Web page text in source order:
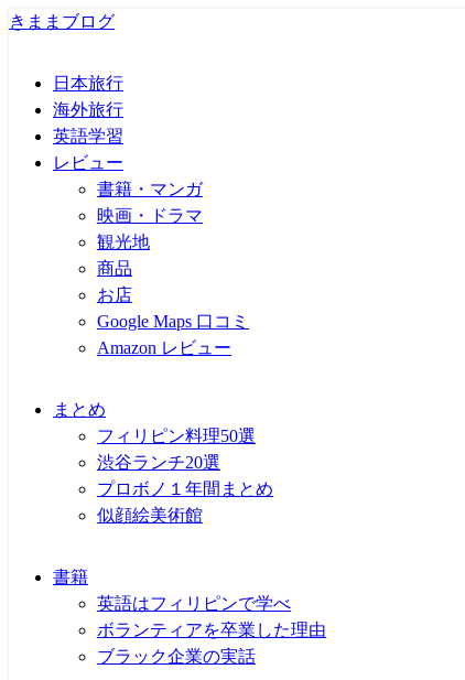
きままブログ
日本旅行
海外旅行
英語学習
レビュー
書籍・マンガ
映画・ドラマ
観光地
商品
お店
Google Maps 口コミ
Amazon レビュー
まとめ
フィリピン料理50選
渋谷ランチ20選
プロボノ１年間まとめ
似顔絵美術館
書籍
英語はフィリピンで学べ
ボランティアを卒業した理由
ブラック企業の実話